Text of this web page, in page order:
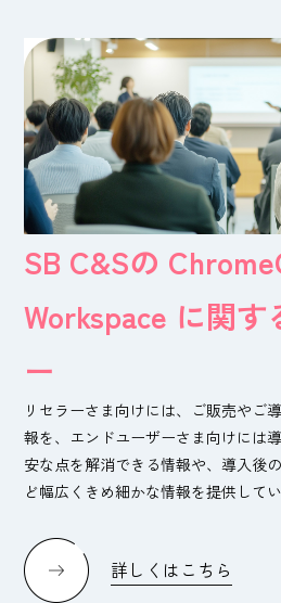
SB C&Sの
Workspace に関す
ー
リセラーさま向けには、ご販売やご
報を、 エンドユーザーさま向けには
安な点を解消できる情報や、導入後
ど幅広くきめ細かな情報を提供してい
詳しくはこちら